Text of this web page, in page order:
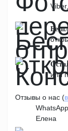
или
Отзывы о нас (
WhatsApp
Елена